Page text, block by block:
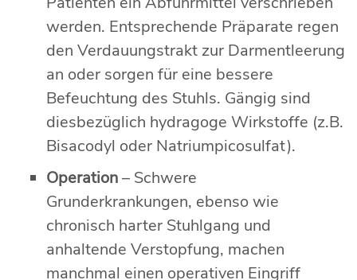
werden. Entsprechende Präparate regen
den Verdauungstrakt zur Darmentleerung
an oder sorgen für eine bessere
Befeuchtung des Stuhls. Gängig sind
diesbezüglich hydragoge Wirkstoffe (z.B.
Bisacodyl oder Natriumpicosulfat).
Operation– Schwere
Grunderkrankungen, ebenso wie
chronisch harter Stuhlgang und
anhaltende Verstopfung, machen
manchmal einen operativen Eingriff